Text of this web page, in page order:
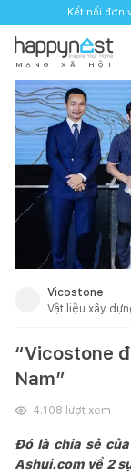
Kết nối đơn
M Ạ N G X Ã H Ộ I
Vicostone
Vật liệu xây
“Vicostone
Nam”
4.108 lượt xem
Đó là chia sẻ
Ashui.com về 2